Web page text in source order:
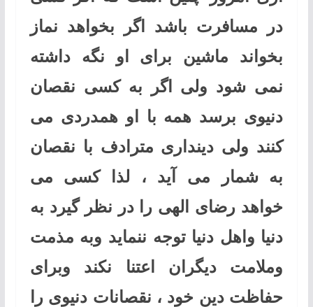
در مسافرت باشد اگر بخواهد نماز
بخواند ماشین برای او نگه داشته
نمی شود ولی اگر به کسی نقصان
دنیوی برسد همه با او همدردی می
کنند ولی دینداری مترادف با نقصان
به شمار می آید ، لذا کسی می
خواهد رضای الهی را در نظر گیرد به
دنیا واهل دنیا توجه ننماید وبه مذمت
وملامت دیگران اعتنا نکند وبرای
حفاظت دین خود ، نقصانات دنیوی را